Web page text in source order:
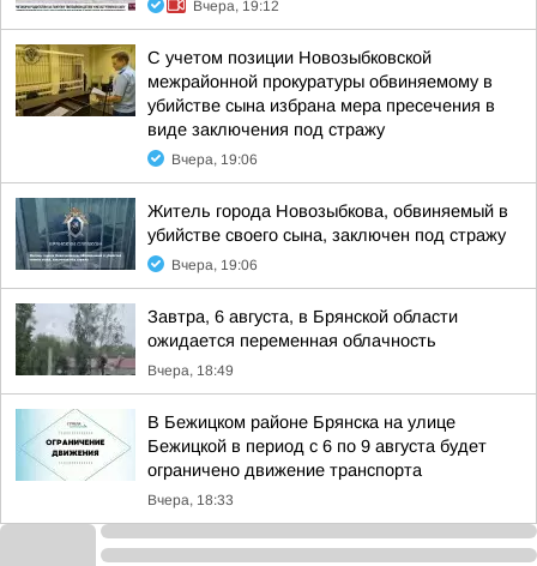
Вчера, 19:12
С учетом позиции Новозыбковской
межрайонной прокуратуры обвиняемому в
убийстве сына избрана мера пресечения в
виде заключения под стражу
Вчера, 19:06
Житель города Новозыбкова, обвиняемый в
убийстве своего сына, заключен под стражу
Вчера, 19:06
Завтра, 6 августа, в Брянской области
ожидается переменная облачность
Вчера, 18:49
В Бежицком районе Брянска на улице
Бежицкой в период с 6 по 9 августа будет
ограничено движение транспорта
Вчера, 18:33